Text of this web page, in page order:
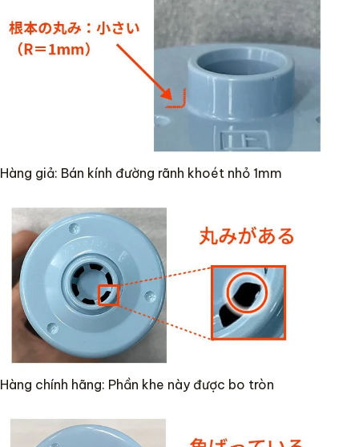
Hàng giả: Bán kính đường rãnh khoét nhỏ 1mm
Hàng chính hãng: Phần khe này được bo tròn